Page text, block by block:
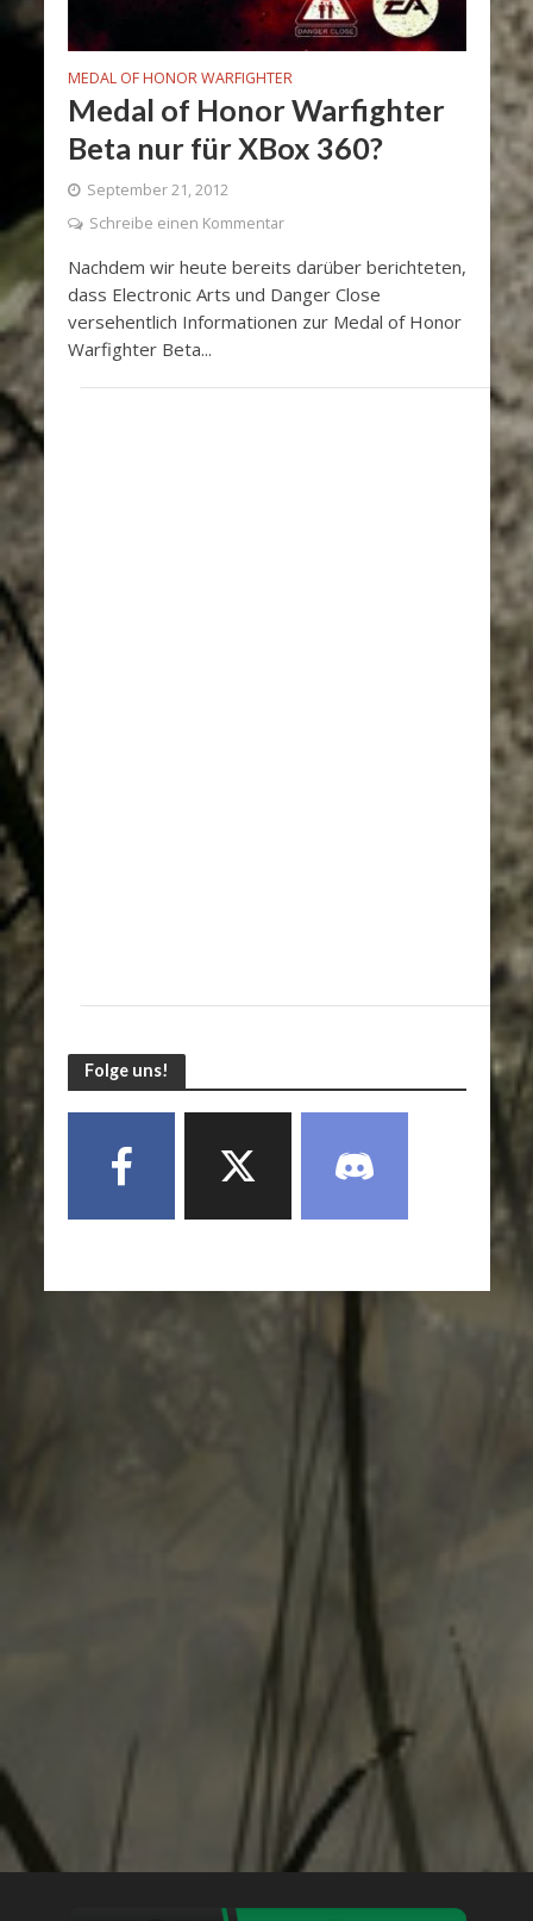
MEDAL OF HONOR WARFIGHTER
Medal of Honor Warfighter
Beta nur für XBox 360?
September 21, 2012
Schreibe einen Kommentar
Nachdem wir heute bereits darüber berichteten,
dass Electronic Arts und Danger Close
versehentlich Informationen zur Medal of Honor
Warfighter Beta...
Folge uns!